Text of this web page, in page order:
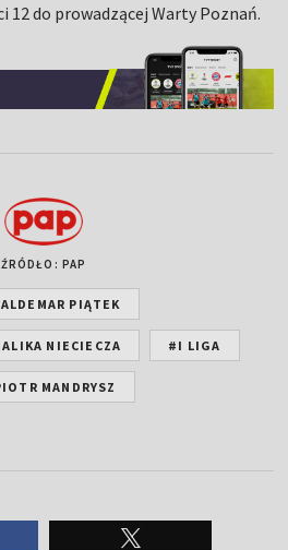
12 do prowadzącej Warty Poznań.
ŹRÓDŁO: PAP
PIĄTEK
NIECIECZA #I LIGA
MANDRYSZ